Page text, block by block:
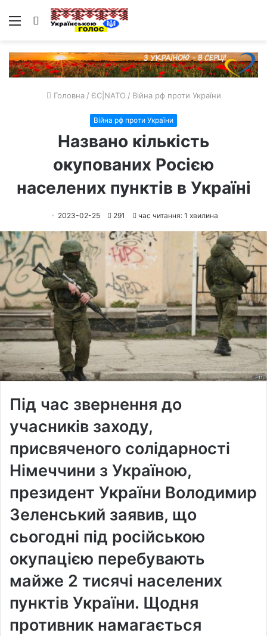
Меню Пошук
Головна / ЄС|NATO / Війна рф проти України
Війна рф проти України
Названо кількість
окупованих Росією
населених пунктів в Україні
2023-02-25 291 час читання: 1 хвилина
Під час звернення до
учасників заходу,
присвяченого солідарності
Німеччини з Україною,
президент України Володимир
Зеленський заявив, що
сьогодні під російською
окупацією перебувають
майже 2 тисячі населених
пунктів України. Щодня
противник намагається